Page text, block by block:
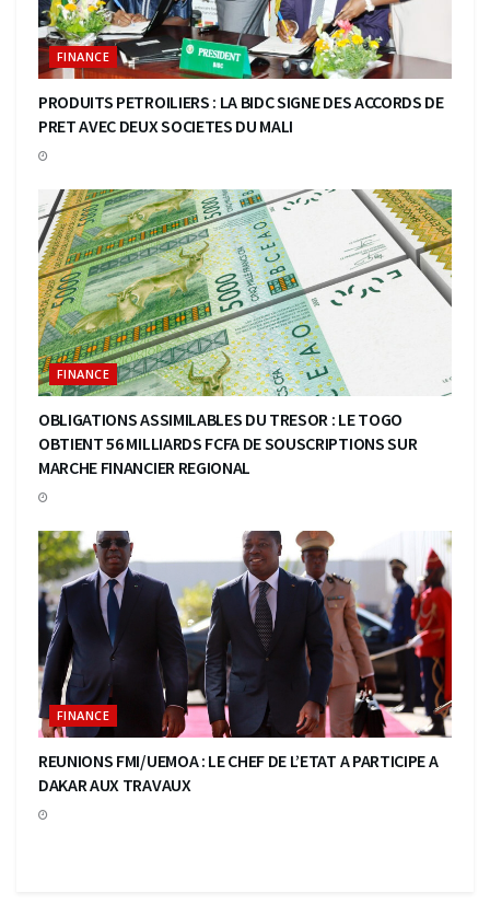
FINANCE
PRODUITS PETROILIERS : LA BIDC SIGNE DES ACCORDS DE
PRET AVEC DEUX SOCIETES DU MALI
FINANCE
OBLIGATIONS ASSIMILABLES DU TRESOR : LE TOGO
OBTIENT 56 MILLIARDS FCFA DE SOUSCRIPTIONS SUR
MARCHE FINANCIER REGIONAL
FINANCE
REUNIONS FMI/UEMOA : LE CHEF DE L’ETAT A PARTICIPE A
DAKAR AUX TRAVAUX